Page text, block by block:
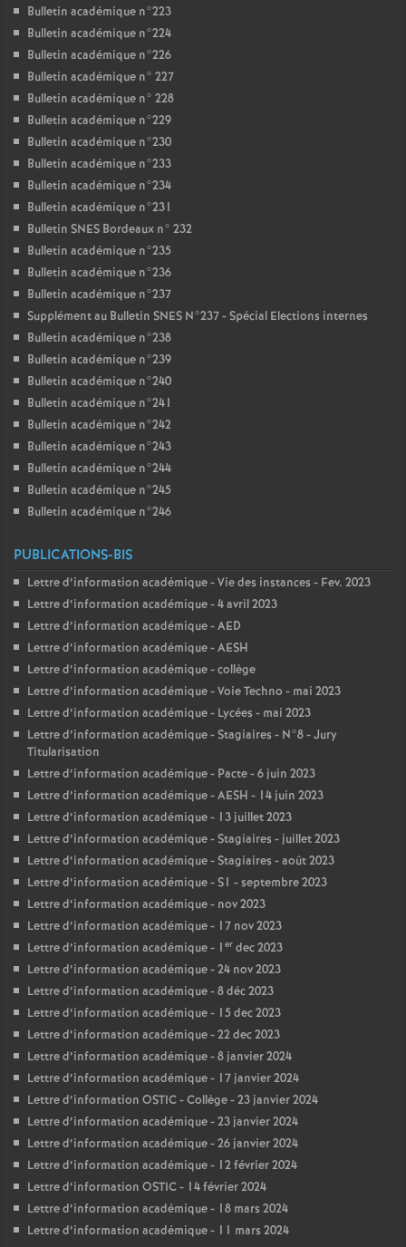
Bulletin académique n°223
Bulletin académique n°224
Bulletin académique n°226
Bulletin académique n° 227
Bulletin académique n° 228
Bulletin académique n°229
Bulletin académique n°230
Bulletin académique n°233
Bulletin académique n°234
Bulletin académique n°231
Bulletin SNES Bordeaux n° 232
Bulletin académique n°235
Bulletin académique n°236
Bulletin académique n°237
Supplément au Bulletin SNES N°237 - Spécial Elections internes
Bulletin académique n°238
Bulletin académique n°239
Bulletin académique n°240
Bulletin académique n°241
Bulletin académique n°242
Bulletin académique n°243
Bulletin académique n°244
Bulletin académique n°245
Bulletin académique n°246
PUBLICATIONS-BIS
Lettre d’information académique - Vie des instances - Fev. 2023
Lettre d’information académique - 4 avril 2023
Lettre d’information académique - AED
Lettre d’information académique - AESH
Lettre d’information académique - collège
Lettre d’information académique - Voie Techno - mai 2023
Lettre d’information académique - Lycées - mai 2023
Lettre d’information académique - Stagiaires - N°8 - Jury
Titularisation
Lettre d’information académique - Pacte - 6 juin 2023
Lettre d’information académique - AESH - 14 juin 2023
Lettre d’information académique - 13 juillet 2023
Lettre d’information académique - Stagiaires - juillet 2023
Lettre d’information académique - Stagiaires - août 2023
Lettre d’information académique - S1 - septembre 2023
Lettre d’information académique - nov 2023
Lettre d’information académique - 17 nov 2023
Lettre d’information académique - 1 er dec 2023
Lettre d’information académique - 24 nov 2023
Lettre d’information académique - 8 déc 2023
Lettre d’information académique - 15 dec 2023
Lettre d’information académique - 22 dec 2023
Lettre d’information académique - 8 janvier 2024
Lettre d’information académique - 17 janvier 2024
Lettre d’information OSTIC - Collège - 23 janvier 2024
Lettre d’information académique - 23 janvier 2024
Lettre d’information académique - 26 janvier 2024
Lettre d’information académique - 12 février 2024
Lettre d’information OSTIC - 14 février 2024
Lettre d’information académique - 18 mars 2024
Lettre d’information académique - 11 mars 2024